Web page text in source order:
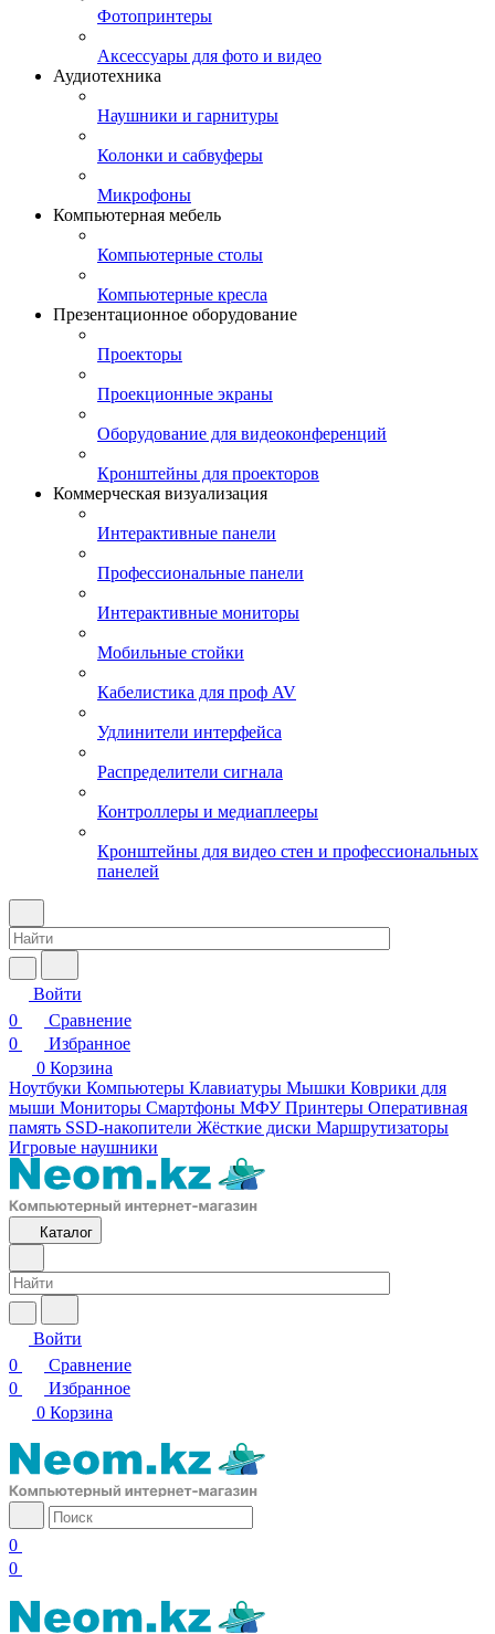
Фотопринтеры
Аксессуары для фото и видео
Аудиотехника
Наушники и гарнитуры
Колонки и сабвуферы
Микрофоны
Компьютерная мебель
Компьютерные столы
Компьютерные кресла
Презентационное оборудование
Проекторы
Проекционные экраны
Оборудование для видеоконференций
Кронштейны для проекторов
Коммерческая визуализация
Интерактивные панели
Профессиональные панели
Интерактивные мониторы
Мобильные стойки
Кабелистика для проф AV
Удлинители интерфейса
Распределители сигнала
Контроллеры и медиаплееры
Кронштейны для видео стен и профессиональных
панелей
Войти
0
Сравнение
0
Избранное
0 Корзина
Ноутбуки Компьютеры Клавиатуры Мышки Коврики для
мыши Мониторы Смартфоны МФУ Принтеры Оперативная
память SSD-накопители Жёсткие диски Маршрутизаторы
Игровые наушники
Каталог
Войти
0
Сравнение
0
Избранное
0 Корзина
0
0